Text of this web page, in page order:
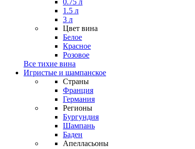
0.75 л
1.5 л
3 л
Цвет вина
Белое
Красное
Розовое
Все тихие вина
Игристые и шампанское
Страны
Франция
Германия
Регионы
Бургундия
Шампань
Баден
Апелласьоны